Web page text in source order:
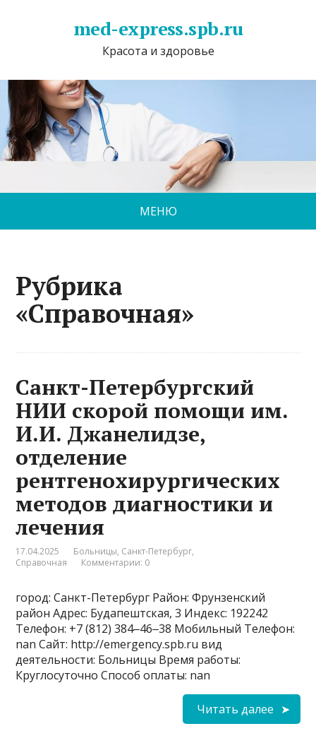
med-express.spb.ru
Красота и здоровье
МЕНЮ
Рубрика
«Справочная»
Санкт-Петербургский
НИИ скорой помощи им.
И.И. Джанелидзе,
отделение
рентгенохирургических
методов диагностики и
лечения
17.04.2025 Больницы, Санкт-Петербург,
Справочная
Комментарии: 0
город: Санкт-Петербург Район: Фрунзенский
район Адрес: Будапештская, 3 Индекс: 192242
Телефон: +7 (812) 384‒46‒38 Мобильный Телефон:
nan Сайт: http://emergency.spb.ru вид
деятельности: Больницы Время работы:
Круглосуточно Способ оплаты: nan
Читать далее